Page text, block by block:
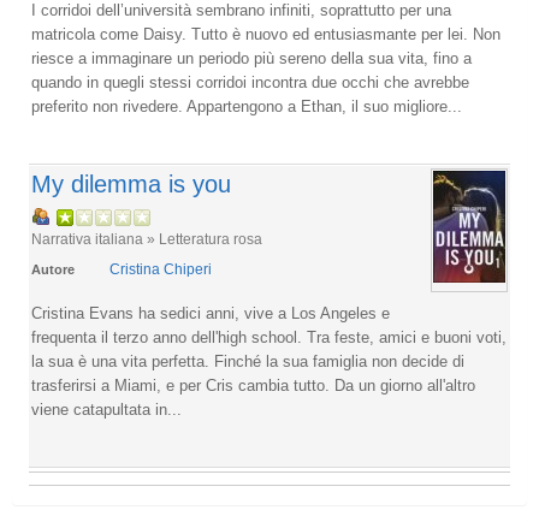
I corridoi dell’università sembrano infiniti, soprattutto per una
matricola come Daisy. Tutto è nuovo ed entusiasmante per lei. Non
riesce a immaginare un periodo più sereno della sua vita, fino a
quando in quegli stessi corridoi incontra due occhi che avrebbe
preferito non rivedere. Appartengono a Ethan, il suo migliore...
My dilemma is you
Narrativa italiana » Letteratura rosa
Autore Cristina Chiperi
Cristina Evans ha sedici anni, vive a Los Angeles e
frequenta il terzo anno dell'high school. Tra feste, amici e buoni voti,
la sua è una vita perfetta. Finché la sua famiglia non decide di
trasferirsi a Miami, e per Cris cambia tutto. Da un giorno all'altro
viene catapultata in...